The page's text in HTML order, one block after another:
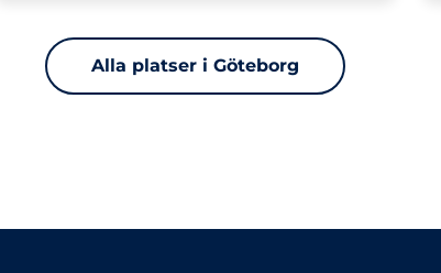
Alla platser i Göteborg